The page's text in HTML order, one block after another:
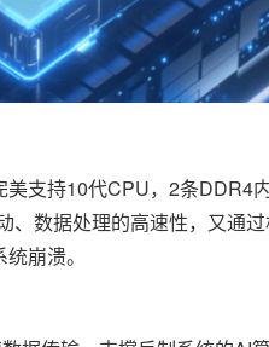
美支持10代CPU，2条DDR4
数据处理的高速性，又通
崩溃。